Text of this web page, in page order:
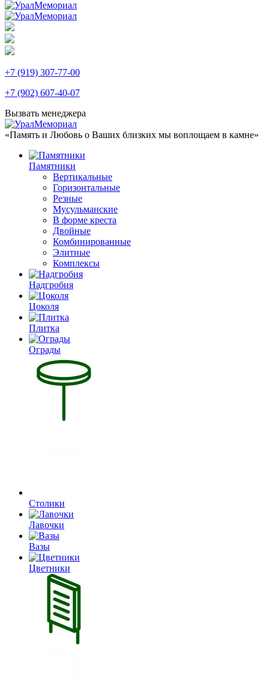
+7 (919) 307-77-00
+7 (902) 607-40-07
Вызвать менеджера
«Память и Любовь о Ваших близких мы воплощаем в камне»
Памятники
Вертикальные
Горизонтальные
Резные
Мусульманские
В форме креста
Двойные
Комбинированные
Элитные
Комплексы
Надгробия
Цоколя
Плитка
Ограды
Столики
Лавочки
Вазы
Цветники